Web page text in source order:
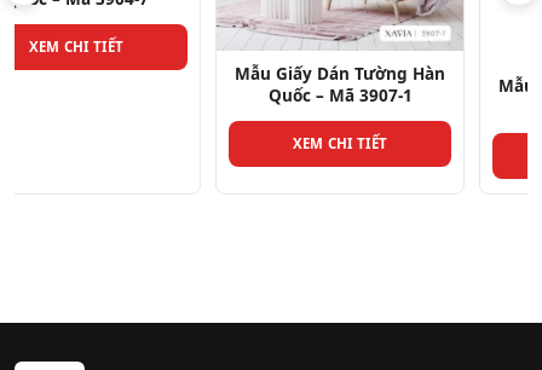
Mẫu Giấy Dán Tường Hàn
Mẫu Giấy Dán Tường Hàn
Quốc – Mã 3908-1
XEM CHI TIẾT